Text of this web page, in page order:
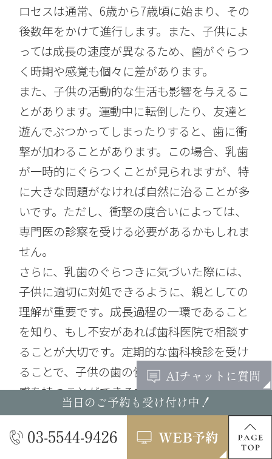
ロセスは通常、6歳から7歳頃に始まり、その
後数年をかけて進行します。また、子供によ
っては成長の速度が異なるため、歯がぐらつ
く時期や感覚も個々に差があります。
また、子供の活動的な生活も影響を与えるこ
とがあります。運動中に転倒したり、友達と
遊んでぶつかってしまったりすると、歯に衝
撃が加わることがあります。この場合、乳歯
が一時的にぐらつくことが見られますが、特
に大きな問題がなければ自然に治ることが多
いです。ただし、衝撃の度合いによっては、
専門医の診察を受ける必要があるかもしれま
せん。
さらに、乳歯のぐらつきに気づいた際には、
子供に適切に対処できるように、親としての
理解が重要です。成長過程の一環であること
を知り、もし不安があれば歯科医院で相談す
ることが大切です。定期的な歯科検診を受け
ることで、子供の歯の健康を守りつつ、安心
感を持つことができるでしょう。将来の永久
歯をしっかり育てるためにも、日々のケアを
怠らないように心がけましょう。
当日のご予約も受け付け中！